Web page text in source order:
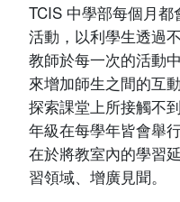
TCIS 中學部每個月
活動，以利學生透過
教師於每一次的活動
來增加師生之間的互
探索課堂上所接觸不
年級在每學年皆會舉
在於將教室內的學習
習領域、增廣見聞。